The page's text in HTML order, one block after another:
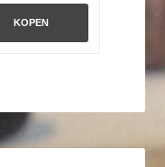
KOPEN